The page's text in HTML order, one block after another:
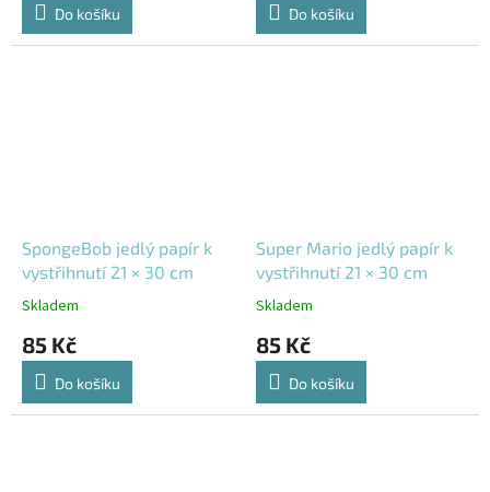
Do košíku Do košíku
SpongeBob jedlý papír k
vystřihnutí 21 × 30 cm
Skladem
85 Kč
Do košíku
Super Mario jedlý papír k
vystřihnutí 21 × 30 cm
Skladem
85 Kč
Do košíku